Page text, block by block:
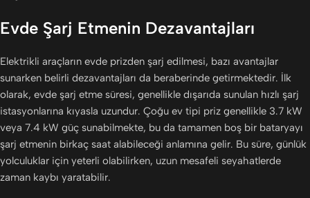
Evde Şarj Etmenin Dezavantajları
Elektrikli araçların evde prizden şarj edilmesi, bazı avantajlar
sunarken belirli dezavantajları da beraberinde getirmektedir. İlk
olarak, evde şarj etme süresi, genellikle dışarıda sunulan hızlı şarj
istasyonlarına kıyasla uzundur. Çoğu ev tipi priz genellikle 3.7 kW
veya 7.4 kW güç sunabilmekte, bu da tamamen boş bir bataryayı
şarj etmenin birkaç saat alabileceği anlamına gelir. Bu süre, günlük
yolculuklar için yeterli olabilirken, uzun mesafeli seyahatlerde
zaman kaybı yaratabilir.